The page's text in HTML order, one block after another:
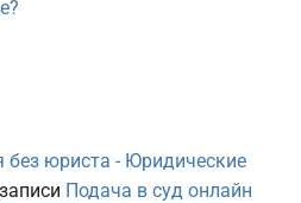
юриста - Юридические
Подача в суд онлайн